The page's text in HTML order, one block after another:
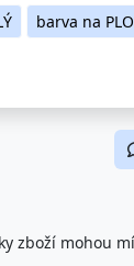
barva na
zboží mohou